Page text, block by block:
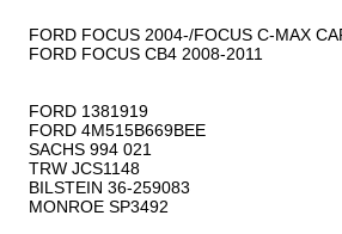
FORD FOCUS 2004-/FOCUS C-MAX
FORD FOCUS CB4 2008-2011
FORD 1381919
FORD 4M515B669BEE
SACHS 994 021
TRW JCS1148
BILSTEIN 36-259083